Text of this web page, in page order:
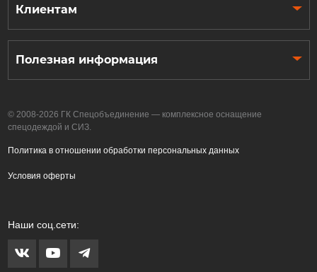
Клиентам
Полезная информация
© 2008-2026 ГК Спецобъединение — комплексное оснащение
спецодеждой и СИЗ.
Политика в отношении обработки персональных данных
Условия оферты
Наши соц.сети: